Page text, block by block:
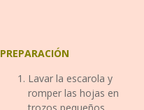
PREPARACIÓN
Lavar la escarola y
romper las hojas en